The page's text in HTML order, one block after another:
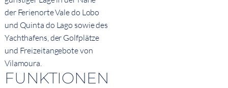
der Ferienorte Vale do Lobo
und Quinta do Lago sowie des
Yachthafens, der Golfplätze
und Freizeitangebote von
Vilamoura.
FUNKTIONEN